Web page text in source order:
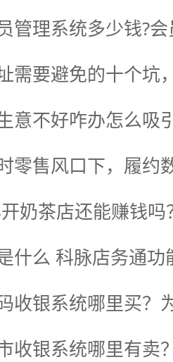
管理系统多少钱?
需要避免的十个坑
意不好咋办怎么吸
奶茶店还能赚钱吗
什么 科脉店务通功
收银系统哪里买？
收银系统哪里有卖